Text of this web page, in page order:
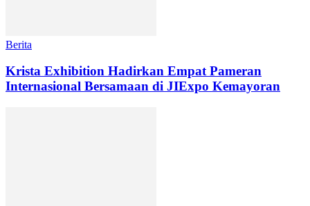
Berita
Krista Exhibition Hadirkan Empat Pameran
Internasional Bersamaan di JIExpo Kemayoran